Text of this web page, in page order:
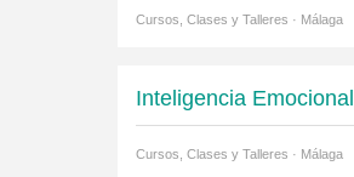
Cursos, Clases y Talleres · Málaga
Inteligencia Emocional
Cursos, Clases y Talleres · Málaga